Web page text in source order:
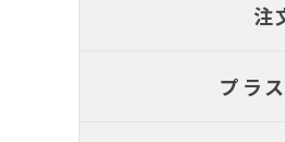
注
プラ